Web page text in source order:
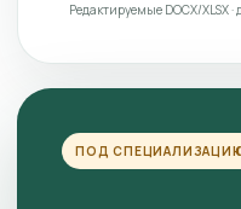
Редактируемые DOCX/XLSX
ПОД